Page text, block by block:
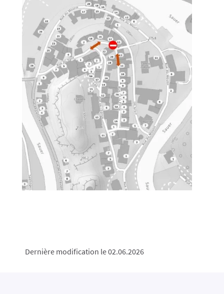
Dernière modification le 02.06.2026